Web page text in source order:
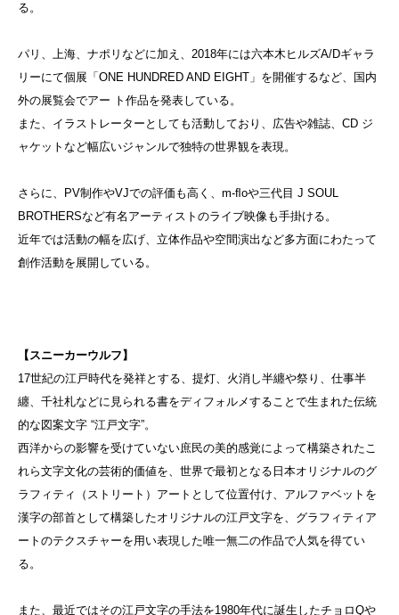
る。
パリ、上海、ナポリなどに加え、2018年には六本木ヒルズA/Dギャラ
リーにて個展「ONE HUNDRED AND EIGHT」を開催するなど、国内
外の展覧会でアー ト作品を発表している。
また、イラストレーターとしても活動しており、広告や雑誌、CD ジ
ャケットなど幅広いジャンルで独特の世界観を表現。
さらに、PV制作やVJでの評価も高く、m-ﬂoや三代目 J SOUL
BROTHERSなど有名アーティストのライブ映像も手掛ける。
近年では活動の幅を広げ、立体作品や空間演出など多方面にわたって
創作活動を展開している。
【スニーカーウルフ】
17世紀の江戸時代を発祥とする、提灯、火消し半纏や祭り、仕事半
纏、千社札などに見られる書をディフォルメすることで生まれた伝統
的な図案文字 “江戸文字”。
西洋からの影響を受けていない庶民の美的感覚によって構築されたこ
れら文字文化の芸術的価値を、世界で最初となる日本オリジナルのグ
ラフィティ（ストリート）アートとして位置付け、アルファベットを
漢字の部首として構築したオリジナルの江戸文字を、グラフィティア
ートのテクスチャーを用い表現した唯一無二の作品で人気を得てい
る。
また、最近ではその江戸文字の手法を1980年代に誕生したチョロQや